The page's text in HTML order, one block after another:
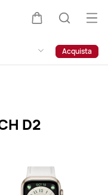
Apri
il
Acquista
D2